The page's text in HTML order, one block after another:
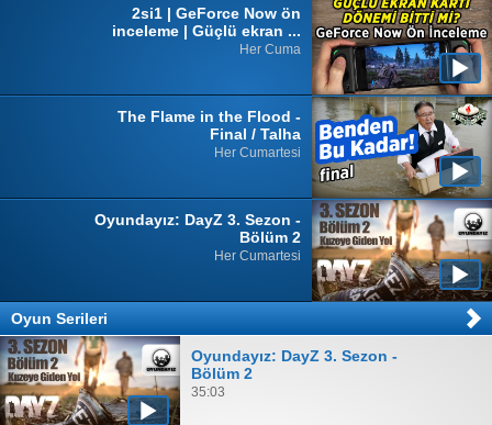
2si1 | GeForce Now ön
inceleme | Güçlü ekran ...
Her Cuma
The Flame in the Flood -
Final / Talha
Her Cumartesi
Oyundayız: DayZ 3. Sezon -
Bölüm 2
Her Cumartesi
Oyun Serileri
Oyundayız: DayZ 3. Sezon -
Bölüm 2
35:03